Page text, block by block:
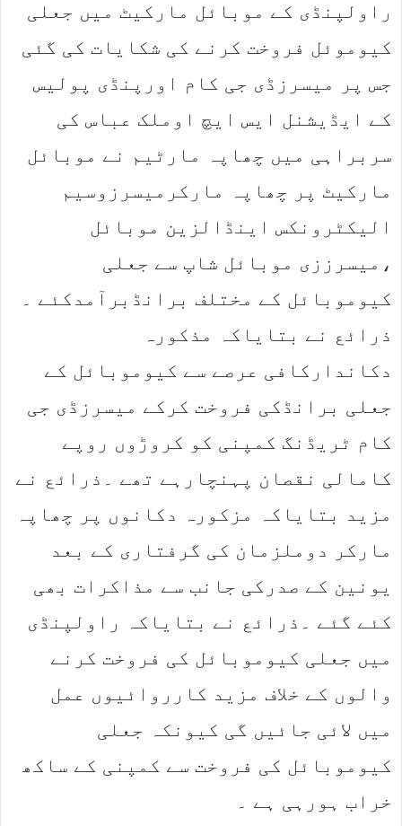
راولپنڈی کے موبائل مارکیٹ میں جعلی
کیوموئل فروخت کرنے کی شکایات کی گئی
جس پر میسرزڈی جی کام اورپنڈی پولیس
کے ایڈیشنل ایس ایچ اوملک عباس کی
سربراہی میں چھاپہ مارٹیم نے موبائل
مارکیٹ پر چھاپہ مارکرمیسرزوسیم
الیکٹرونکس اینڈالزین موبائل
،میسرززی موبائل شاپ سے جعلی
کیوموبائل کے مختلف برانڈبرآمدکئے ۔
ذرائع نے بتایاکہ مذکورہ
دکاندارکافی عرصے سے کیوموبائل کے
جعلی برانڈکی فروخت کرکے میسرزڈی جی
کام ٹریڈنگ کمپنی کو کروڑوں روپے
کامالی نقصان پہنچارہے تھے ۔ذرائع نے
مزید بتایاکہ مزکورہ دکانوں پر چھاپہ
مارکر دوملزمان کی گرفتاری کے بعد
یونین کے صدرکی جانب سے مذاکرات بھی
کئے گئے ۔ذرائع نے بتایاکہ راولپنڈی
میں جعلی کیوموبائل کی فروخت کرنے
والوں کے خلاف مزید کارروائیوں عمل
میں لائی جائیں گی کیونکہ جعلی
کیوموبائل کی فروخت سے کمپنی کے ساکھ
خراب ہورہی ہے ۔